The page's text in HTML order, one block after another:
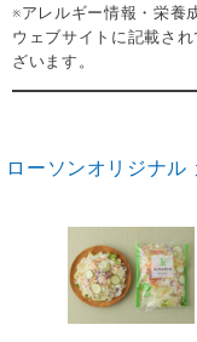
※アレルギー情報・栄養
ウェブサイトに記載さ
ざいます。
ローソンオリジナ